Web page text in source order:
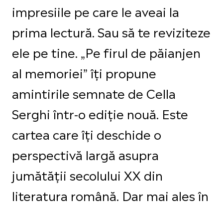
impresiile pe care le aveai la
prima lectură. Sau să te reviziteze
ele pe tine. „Pe firul de păianjen
al memoriei” îți propune
amintirile semnate de Cella
Serghi într-o ediție nouă. Este
cartea care îți deschide o
perspectivă largă asupra
jumătății secolului XX din
literatura română. Dar mai ales în